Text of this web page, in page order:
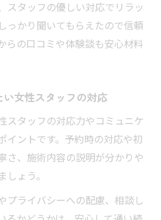
スタッフの優しい対応でリラッ
っかり聞いてもらえたので信頼
らの口コミや体験談も安心材料
女性スタッフの対応
スタッフの対応力やコミュニケ
イントです。予約時の対応や初
さ、施術内容の説明が分かりや
ょう。
プライバシーへの配慮、相談し